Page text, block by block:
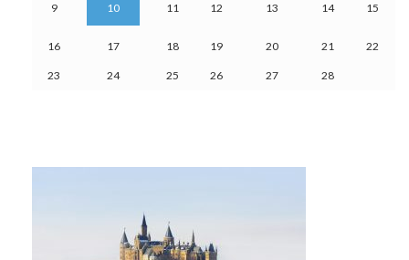
9 10 11 12 13 14 15
16 17 18 19 20 21 22
23 24 25 26 27 28